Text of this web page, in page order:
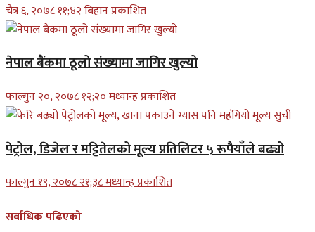
चैत्र ६, २०७८ ११;४२ बिहान प्रकाशित
नेपाल बैंकमा ठूलो संख्यामा जागिर खुल्यो
फाल्गुन २०, २०७८ १२;२० मध्यान्ह प्रकाशित
पेट्रोल, डिजेल र मट्टितेलको मूल्य प्रतिलिटर ५ रूपैयाँले बढ्यो
फाल्गुन १९, २०७८ २१;३८ मध्यान्ह प्रकाशित
सर्वाधिक पढिएको